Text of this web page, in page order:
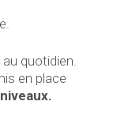
au quotidien.
en place